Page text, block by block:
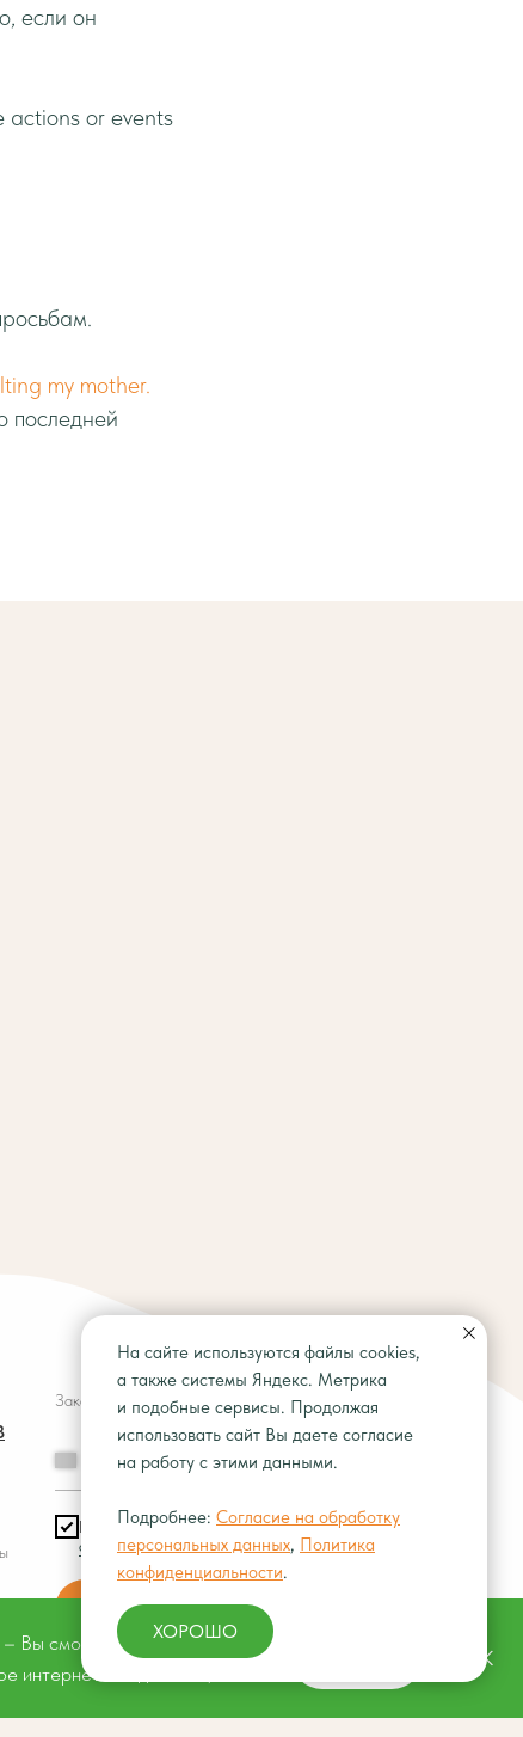
если он
actions or events
my mother.
последней
Награда «Хорошее Место» наша!
Заказать звонок
+7
Вы соглашаетесь сполитикой
обработки персональных данных
Перезвоните мне
Вы сможете заниматься онлайн.
интернет-соединение, конечно!
На сайте используются файлы cookies,
а также системы Яндекс. Метрика
и подобные сервисы. Продолжая
использовать сайт Вы даете согласие
на работу с этими данными.
Подробнее: Согласие на обработку
персональных данных, Политика
конфиденциальности.
ХОРОШО